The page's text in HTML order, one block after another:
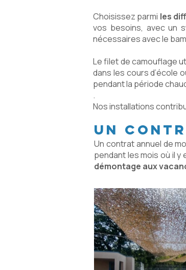
Choisissez parmi les
vos besoins, avec un
nécessaires avec le
Le filet de camouflage
dans les cours d’école
pendant la période
.
Nos installations
Un
Un contrat annuel de
pendant les mois où il
démontage aux